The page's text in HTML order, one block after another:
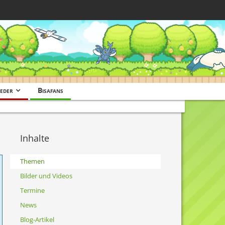
Bisafans
Inhalte
Themen
Bilder und Videos
Termine
News
Blog-Artikel